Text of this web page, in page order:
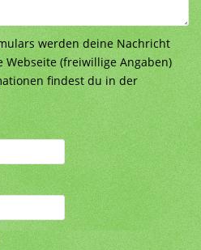
werden deine Nachricht
(freiwillige Angaben)
findest du in der